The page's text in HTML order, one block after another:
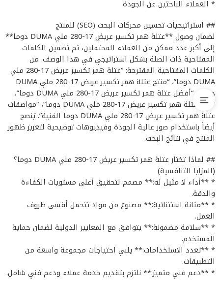
* العملاء الباحثين عن الجودة
## استراتيجيات تحسين محركات البحث (SEO) للمنتج
لضمان وصول **عتلة همر تكسير عريض 17-280 ملي DUMA دوما**
إلى أكبر عدد ممكن من العملاء المحتملين، تم تضمين الكلمات
المفتاحية ذات الصلة بشكل استراتيجي في هذا الوصف. من
الكلمات المفتاحية المقترحة: “عتلة همر تكسير عريض 17-280 ملي
DUMA دوما”، “منتج عتلة همر تكسير عريض 17-280 ملي DUMA
دوما”، “أفضل عتلة همر تكسير عريض 17-280 ملي DUMA دوما”،
“سعر عتلة همر تكسير عريض 17-280 ملي DUMA دوما”، “مواصفات
عتلة همر تكسير عريض 17-280 ملي DUMA دوما الفنية”. يُنصح
أيضاً باستخدام صور عالية الجودة وفيديوهات توضيحية لتعزيز ظهور
المنتج في نتائج البحث.
## لماذا تختار عتلة همر تكسير عريض 17-280 ملي DUMA دوما؟
(المزايا التنافسية)
* **أداء لا مثيل له:** مصمم لتحقيق أعلى مستويات الكفاءة
والدقة.
* **متانة استثنائية:** مصنوع من مواد تتحمل أقسى ظروف
العمل.
* **سلامة مضمونة:** يتوافق مع المعايير الدولية لضمان حماية
المستخدم.
* **تعدد الاستخدامات:** يلبي احتياجات مجموعة واسعة من
التطبيقات.
* **دعم فني متميز:** نلتزم بتقديم خدمة عملاء ودعم فني شامل.